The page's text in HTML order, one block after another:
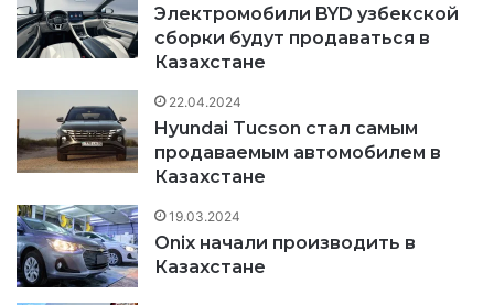
Электромобили BYD узбекской
сборки будут продаваться в
Казахстане
22.04.2024
Hyundai Tucson стал самым
продаваемым автомобилем в
Казахстане
19.03.2024
Onix начали производить в
Казахстане